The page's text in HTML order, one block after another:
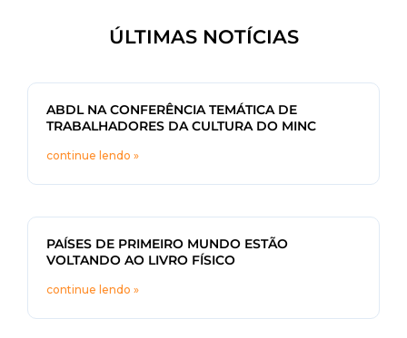
ÚLTIMAS NOTÍCIAS
ABDL NA CONFERÊNCIA TEMÁTICA DE
TRABALHADORES DA CULTURA DO MINC
continue lendo »
PAÍSES DE PRIMEIRO MUNDO ESTÃO
VOLTANDO AO LIVRO FÍSICO
continue lendo »